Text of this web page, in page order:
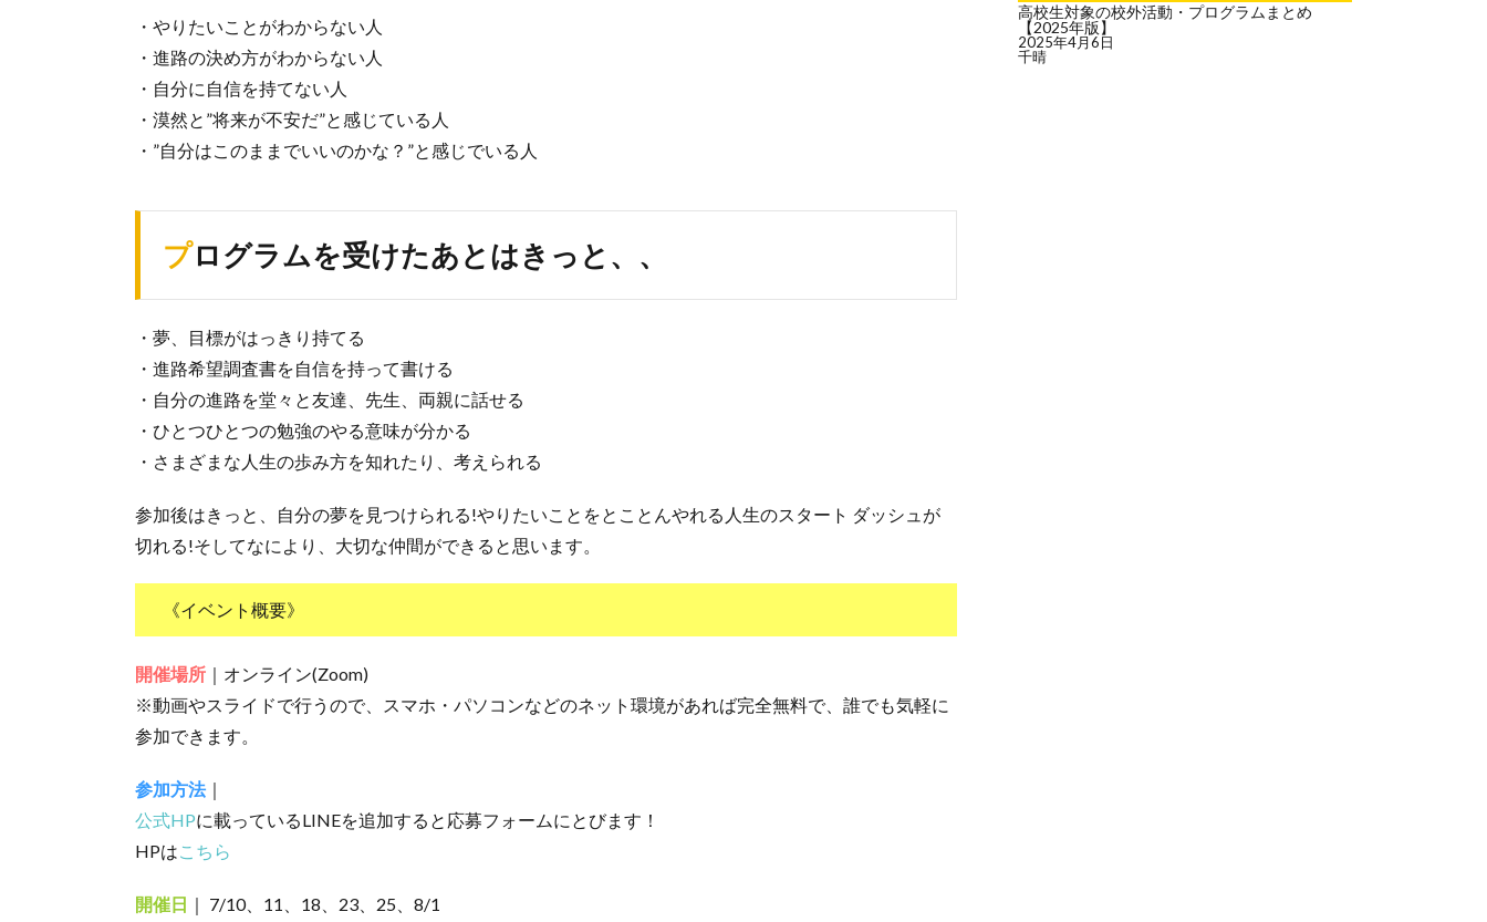
・やりたいことがわからない人
・進路の決め方がわからない人
・自分に自信を持てない人
・漠然と”将来が不安だ”と感じている人
・”自分はこのままでいいのかな？”と感じでいる人
プログラムを受けたあとはきっと 、、
・夢、目標がはっきり持てる
・進路希望調査書を自信を持って書ける
・自分の進路を堂々と友達、先生、両親に話せる
・ひとつひとつの勉強のやる意味が分かる
・さまざまな人生の歩み方を知れたり、考えられる
参加後はきっと、自分の夢を見つけられる!やりたいことをとことんやれる人生のスタート ダッシュが
切れる!そしてなにより、大切な仲間ができると思います。
《イベント概要》
開催場所 ｜オンライン(Zoom)
※動画やスライドで行うので、スマホ・パソコンなどのネット環境があれば完全無料で、誰でも気軽に
参加できます。
参加方法｜
公式HPに載っているLINEを追加すると応募フォームにとびます！
HPは こちら
開催日 ｜ 7/10、11、18、23、25、8/1
高校生対象の校外活動・プログラムまとめ
【2025年版】
2025年4月6日
千晴